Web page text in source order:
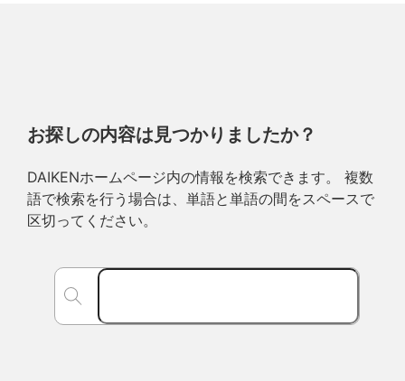
お探しの内容は見つかりましたか？
DAIKENホームページ内の情報を検索できます。 複数
語で検索を行う場合は、単語と単語の間をスペースで
区切ってください。